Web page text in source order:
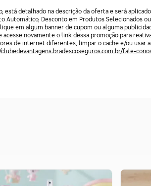
detalhado na descrição da oferta e será
Automático, Desconto em Produtos Selecionados
em algum banner de cupom ou alguma
novamente o link dessa promoção para
de internet diferentes, limpar o cache e/ou usar
fale-